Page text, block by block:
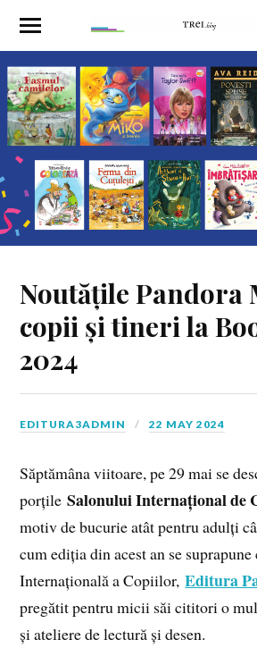
Noutățile Pandora
copii și tineri la
2024
EDITURA3ADMIN 22 MAY 2024
Săptămâna viitoare, pe 29 mai se
porțileSalonului Internațional de
motiv de bucurie atât pentru adulți
cum ediția din acest an se
Internațională a Copiilor,Editura
pregătit pentru micii săi cititori o
și ateliere de lectură și desen.